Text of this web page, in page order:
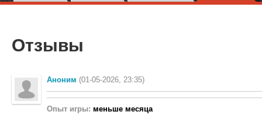
Отзывы
Аноним (01-05-2026, 23:35)
Опыт игры: меньше месяца